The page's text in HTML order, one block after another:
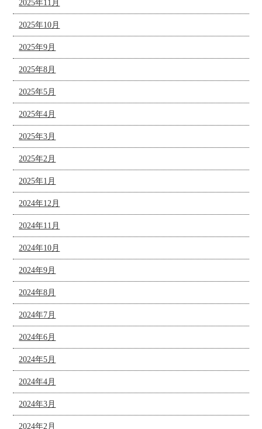
2025年11月
2025年10月
2025年9月
2025年8月
2025年5月
2025年4月
2025年3月
2025年2月
2025年1月
2024年12月
2024年11月
2024年10月
2024年9月
2024年8月
2024年7月
2024年6月
2024年5月
2024年4月
2024年3月
2024年2月